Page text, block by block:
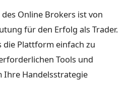
Online Brokers ist von
für den Erfolg als Trader.
die Plattform einfach zu
Tools und
Ihre Handelsstrategie